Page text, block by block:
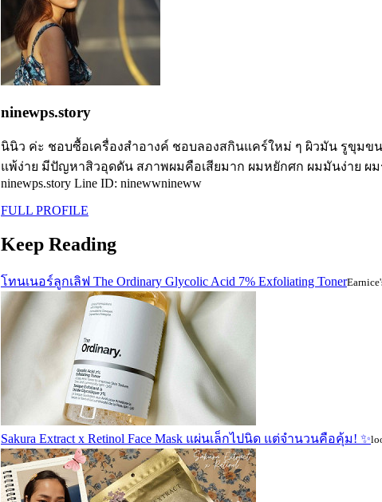
ninewps.story
นินิว ค่ะ ชอบซื้อเครื่องสำอางค์ ชอบลองสกินแคร์ใหม่ ๆ ผิวมัน รูขุมขน
แพ้ง่าย มีปัญหาสิวอุดดัน สภาพผมคือเสียมาก ผมหยักศก ผมมันง่าย ผมร่ว
ninewps.story Line ID: ninewwnineww
FULL PROFILE
Keep Reading
โทนเนอร์ลูกเลิฟ The Ordinary Glycolic Acid 7% Exfoliating Toner
Sakura Extract x Retinol Face Mask แผ่นเล็กไปนิด แต่จำนวนคือคุ้ม! ✨